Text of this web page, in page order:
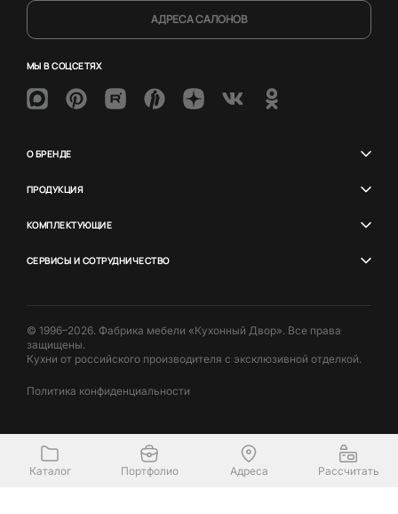
АДРЕСА САЛОНОВ
МЫ В СОЦСЕТЯХ
О БРЕНДЕ
ПРОДУКЦИЯ
КОМПЛЕКТУЮЩИЕ
СЕРВИСЫ И СОТРУДНИЧЕСТВО
© 1996–2026. Фабрика мебели «Кухонный Двор». Все права
защищены.
Кухни от российского производителя с эксклюзивной отделкой.
Политика конфиденциальности
Каталог Портфолио Адреса Рассчитать